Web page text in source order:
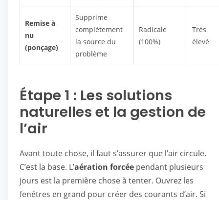
Remise à
nu
(ponçage)
Supprime
complètement
la source du
problème
Radicale
(100%)
Très
élevé
Étape 1 : Les solutions
naturelles et la gestion de
l’air
Avant toute chose, il faut s’assurer que l’air circule.
C’est la base. L’aération forcée pendant plusieurs
jours est la première chose à tenter. Ouvrez les
fenêtres en grand pour créer des courants d’air. Si